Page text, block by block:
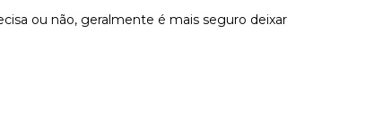
ou não, geralmente é mais seguro deixar